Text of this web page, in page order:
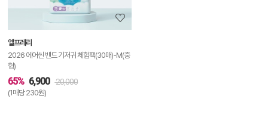
보
보
엘프레리
2026 에어씬 밴드 기저귀 체험팩(30매)-M(중
형)
65% 6,900 20,000
(1매당 230원)